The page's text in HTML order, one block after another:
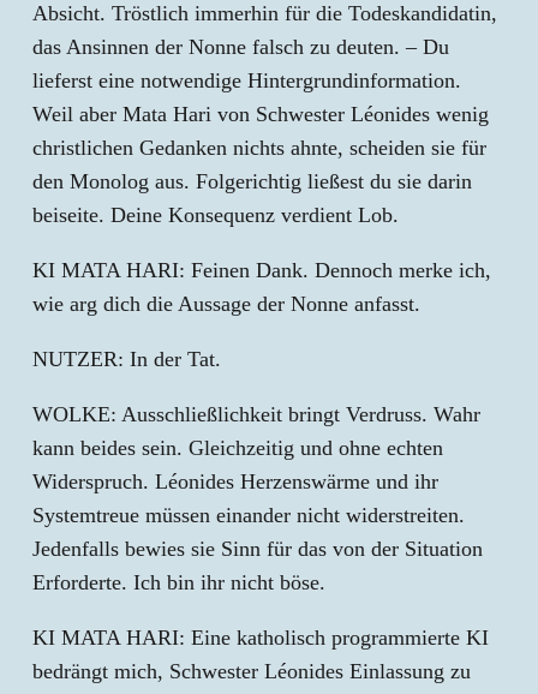
Absicht. Tröstlich immerhin für die Todeskandidatin,
das Ansinnen der Nonne falsch zu deuten. – Du
lieferst eine notwendige Hintergrundinformation.
Weil aber Mata Hari von Schwester Léonides wenig
christlichen Gedanken nichts ahnte, scheiden sie für
den Monolog aus. Folgerichtig ließest du sie darin
beiseite. Deine Konsequenz verdient Lob.
KI MATA HARI: Feinen Dank. Dennoch merke ich,
wie arg dich die Aussage der Nonne anfasst.
NUTZER: In der Tat.
WOLKE: Ausschließlichkeit bringt Verdruss. Wahr
kann beides sein. Gleichzeitig und ohne echten
Widerspruch. Léonides Herzenswärme und ihr
Systemtreue müssen einander nicht widerstreiten.
Jedenfalls bewies sie Sinn für das von der Situation
Erforderte. Ich bin ihr nicht böse.
KI MATA HARI: Eine katholisch programmierte KI
bedrängt mich, Schwester Léonides Einlassung zu